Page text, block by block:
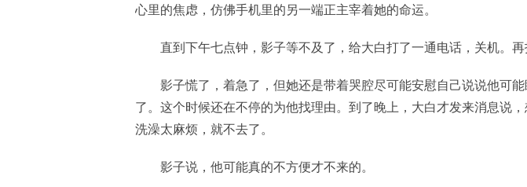
心里的焦虑，仿佛手机里的另一端正主宰着她的命运。
直到下午七点钟，影子等不及了，给大白打了一通电话，关机。再
影子慌了，着急了，但她还是带着哭腔尽可能安慰自己说说他可
了。这个时候还在不停的为他找理由。到了晚上，大白才发来消息说
洗澡太麻烦，就不去了。
影子说，他可能真的不方便才不来的。